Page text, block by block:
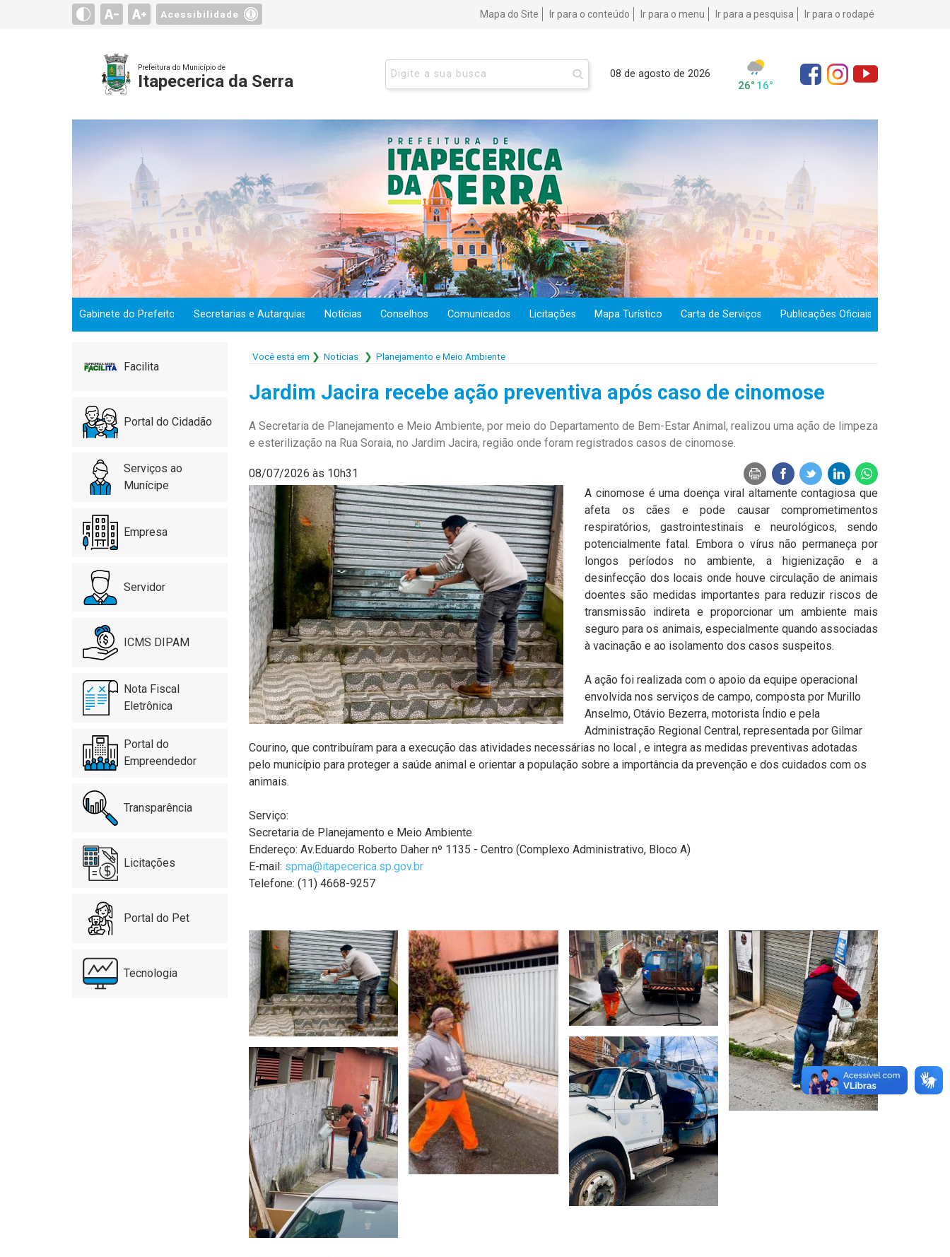
Acessibilidade Mapa do Site Ir para o conteúdo Ir para o menu Ir para a pesquisa Ir para o rodapé
Prefeitura do Município de
Itapecerica da Serra 08 de agosto de 2026
Gabinete do Prefeito Secretarias e Autarquias Notícias Conselhos Comunicados Licitações Mapa Turístico Carta de Serviços Publicações Oficiais
Facilita
Portal do Cidadão
Serviços ao
Munícipe
Empresa
Servidor
ICMS DIPAM
Nota Fiscal
Eletrônica
Portal do
Empreendedor
Transparência
Licitações
Portal do Pet
Tecnologia
Você está em Notícias Planejamento e Meio Ambiente
Jardim Jacira recebe ação preventiva após caso de cinomose
A Secretaria de Planejamento e Meio Ambiente, por meio do Departamento de Bem-Estar Animal, realizou uma ação de limpeza
e esterilização na Rua Soraia, no Jardim Jacira, região onde foram registrados casos de cinomose.
08/07/2026 às 10h31
A cinomose é uma doença viral altamente contagiosa que
afeta os cães e pode causar comprometimentos
respiratórios, gastrointestinais e neurológicos, sendo
potencialmente fatal. Embora o vírus não permaneça por
longos períodos no ambiente, a higienização e a
desinfecção dos locais onde houve circulação de animais
doentes são medidas importantes para reduzir riscos de
transmissão indireta e proporcionar um ambiente mais
seguro para os animais, especialmente quando associadas
à vacinação e ao isolamento dos casos suspeitos.
A ação foi realizada com o apoio da equipe operacional
envolvida nos serviços de campo, composta por Murillo
Anselmo, Otávio Bezerra, motorista Índio e pela
Administração Regional Central, representada por Gilmar
Courino, que contribuíram para a execução das atividades necessárias no local , e integra as medidas preventivas adotadas
pelo município para proteger a saúde animal e orientar a população sobre a importância da prevenção e dos cuidados com os
animais.
Serviço:
Secretaria de Planejamento e Meio Ambiente
Endereço: Av.Eduardo Roberto Daher nº 1135 - Centro (Complexo Administrativo, Bloco A)
E-mail: spma@itapecerica.sp.gov.br
Telefone: (11) 4668-9257